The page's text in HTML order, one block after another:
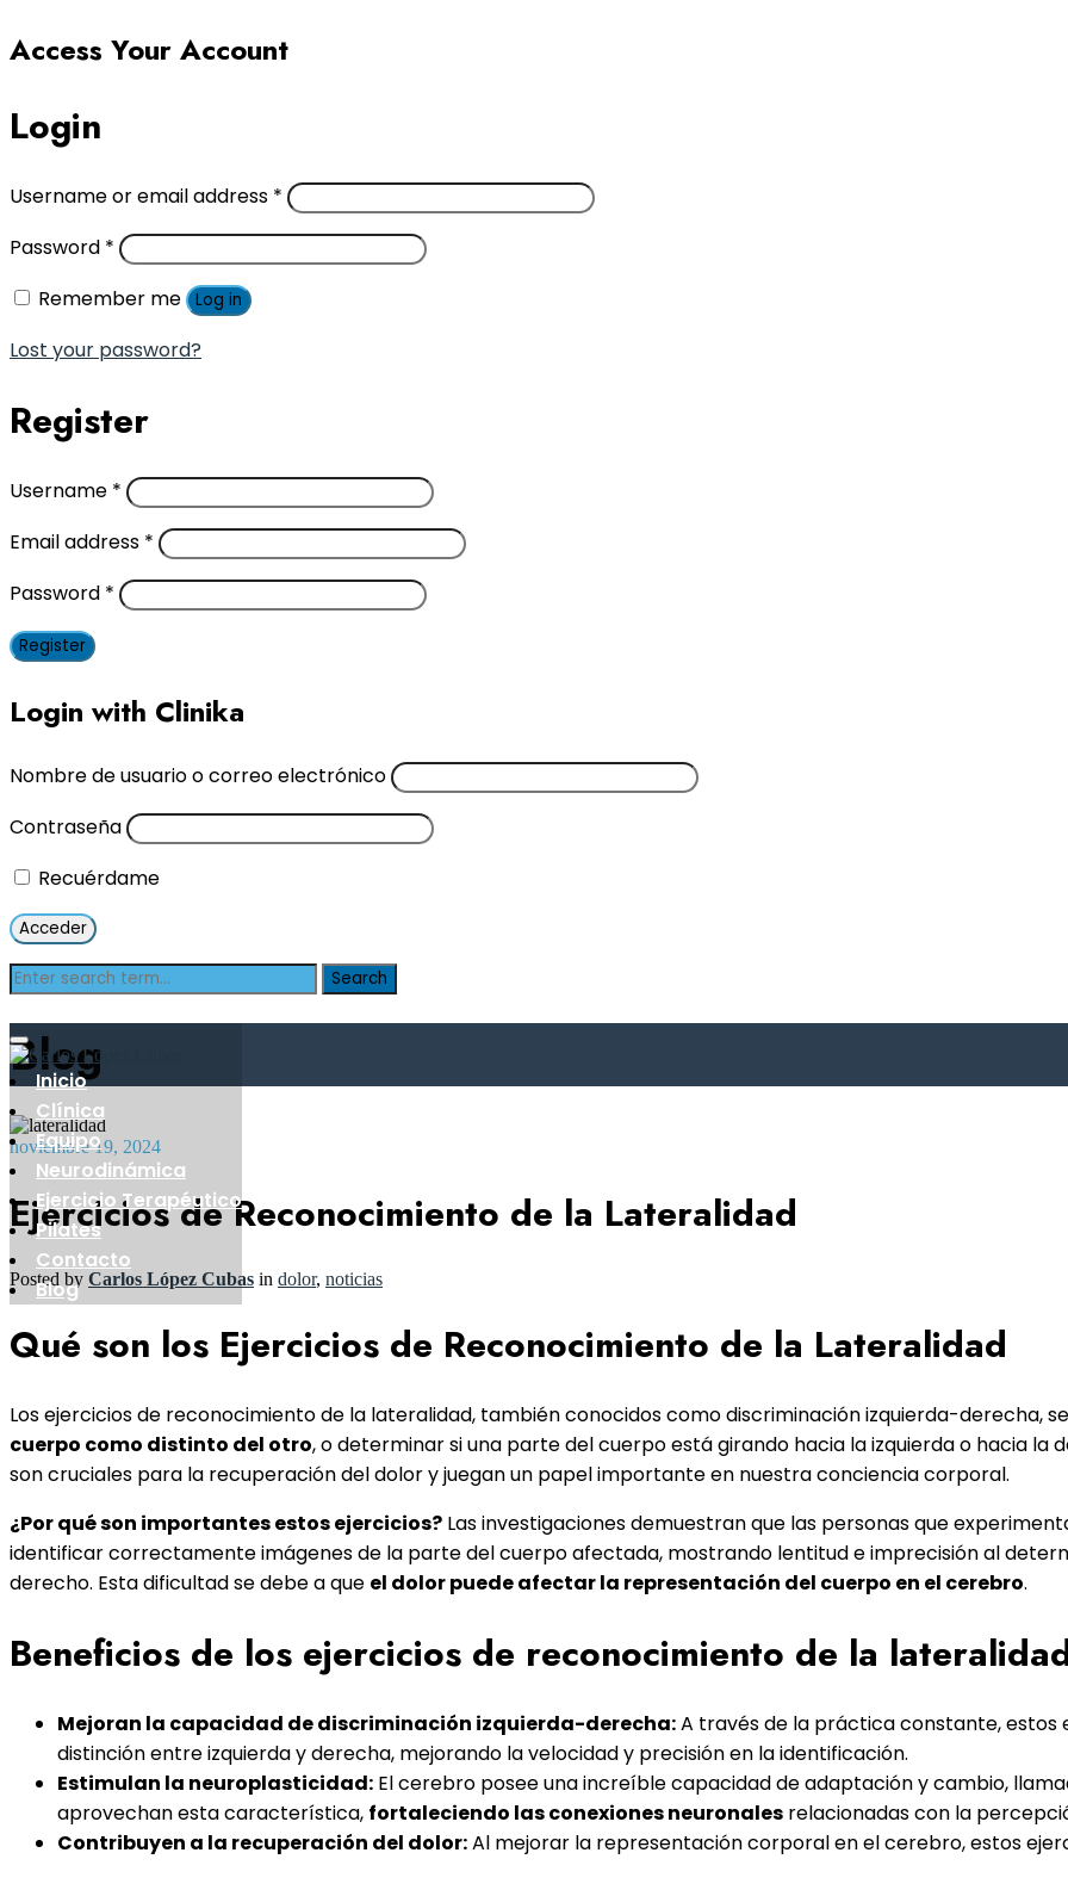
Access Your Account
Login
Username or email address *
Password *
Remember me
Log in
Lost your password?
Register
Username *
Email address *
Password *
Register
Login with Clinika
Nombre de usuario o correo electrónico
Contraseña
Recuérdame
Inicio
Clínica
Equipo
Neurodinámica
Ejercicio Terapéutico
Pilates
Contacto
Blog
Blog
noviembre 19, 2024
Ejercicios de Reconocimiento de la Lateralidad
Posted by Carlos López Cubas in dolor, noticias
Qué son los Ejercicios de Reconocimiento de la Lateralidad
Los ejercicios de reconocimiento de la lateralidad, también conocidos como discriminación izquierda-derecha,
cuerpo como distinto del otro, o determinar si una parte del cuerpo está girando hacia la izquierda o hacia la
son cruciales para la recuperación del dolor y juegan un papel importante en nuestra conciencia corporal.
¿Por qué son importantes estos ejercicios? Las investigaciones demuestran que las personas que
identificar correctamente imágenes de la parte del cuerpo afectada, mostrando lentitud e imprecisión al
derecho. Esta dificultad se debe a que el dolor puede afectar la representación del cuerpo en el cerebro.
Beneficios de los ejercicios de reconocimiento de la
Mejoran la capacidad de discriminación izquierda-derecha:A través de la práctica constante, estos
distinción entre izquierda y derecha, mejorando la velocidad y precisión en la identificación.
Estimulan la neuroplasticidad: El cerebro posee una increíble capacidad de adaptación y cambio,
aprovechan esta característica, fortaleciendo las conexiones neuronales relacionadas con la
Contribuyen a la recuperación del dolor:Al mejorar la representación corporal en el cerebro, estos